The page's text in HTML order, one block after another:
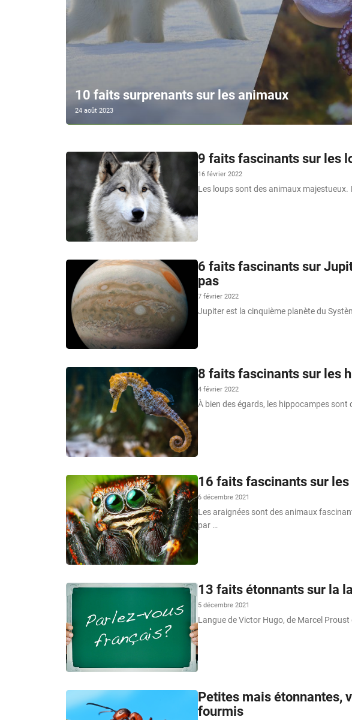
10 faits surprenants sur les animaux
24 août 2023
9 faits fascinants sur les
16 février 2022
Les loups sont des animaux majestueux.
6 faits fascinants sur
pas
7 février 2022
Jupiter est la cinquième planète du
8 faits fascinants sur les
4 février 2022
À bien des égards, les hippocampes
16 faits fascinants sur les
6 décembre 2021
Les araignées sont des animaux
par …
13 faits étonnants sur la
5 décembre 2021
Langue de Victor Hugo, de Marcel
Petites mais étonnantes,
fourmis